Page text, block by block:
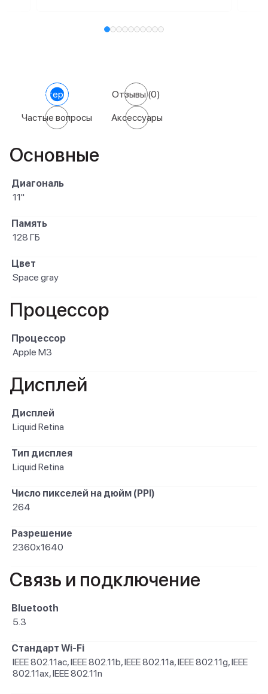
Характеристики Отзывы(0)
Частые вопросы Аксессуары
Основные
Диагональ
11"
Память
128 ГБ
Цвет
Space gray
Процессор
Процессор
Apple M3
Дисплей
Дисплей
Liquid Retina
Тип дисплея
Liquid Retina
Число пикселей на дюйм (PPI)
264
Разрешение
2360x1640
Связь и подключение
Bluetooth
5.3
Стандарт Wi-Fi
IEEE 802.11ac, IEEE 802.11b, IEEE 802.11a, IEEE 802.11g, IEEE
802.11ax, IEEE 802.11n